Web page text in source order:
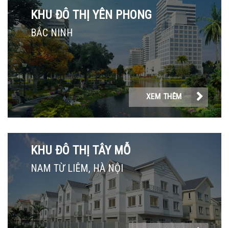
KHU ĐÔ THỊ YÊN PHONG
BẮC NINH
XEM THÊM
KHU ĐÔ THỊ TÂY MỖ
NAM TỪ LIÊM, HÀ NỘI